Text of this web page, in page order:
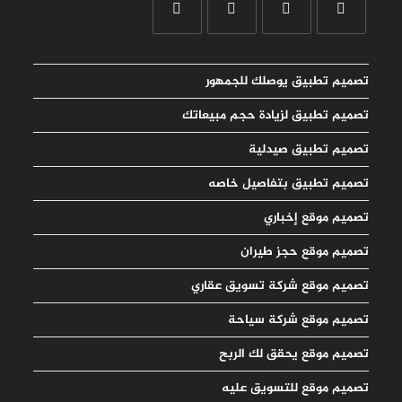
تصميم تطبيق يوصلك للجمهور
تصميم تطبيق لزيادة حجم مبيعاتك
تصميم تطبيق صيدلية
تصميم تطبيق بتفاصيل خاصه
تصميم موقع إخباري
تصميم موقع حجز طيران
تصميم موقع شركة تسويق عقاري
تصميم موقع شركة سياحة
تصميم موقع يحقق لك الربح
تصميم موقع للتسويق عليه